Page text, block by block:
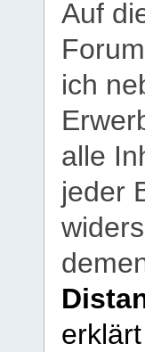
Auf
ich
alle
jeder